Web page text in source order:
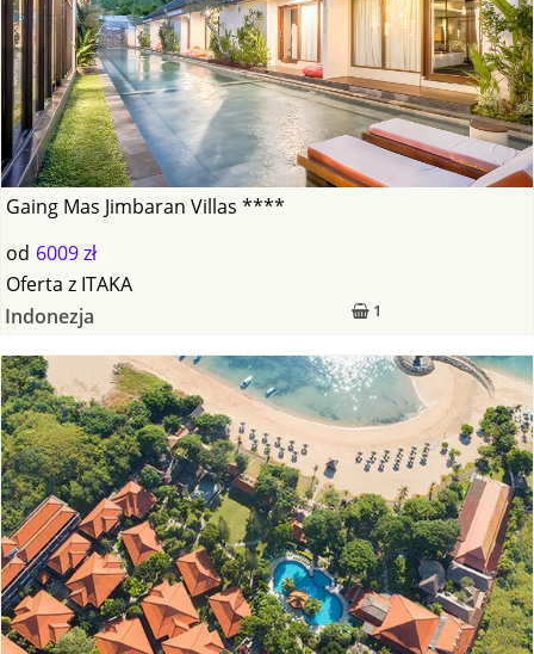
Gaing Mas Jimbaran Villas ****
od 6009 zł
1
Oferta z ITAKA
Indonezja